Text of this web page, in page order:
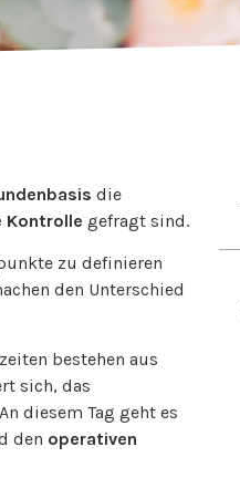
die
Kontrolle gefragt sind.
zu definieren
den Unterschied
bestehen aus
sich, das
diesem Tag geht es
den operativen